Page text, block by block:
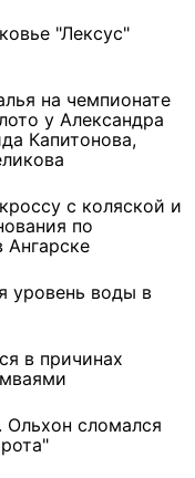
"Лексус"
на чемпионате
у Александра
Капитонова,
с коляской и
по
Ангарске
уровень воды в
в причинах
сломался